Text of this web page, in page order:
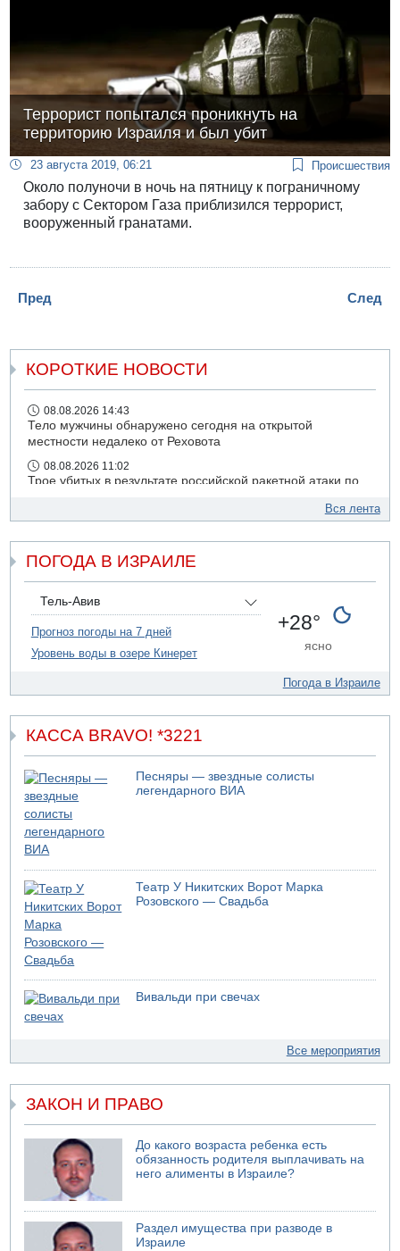
Террорист попытался проникнуть на
территорию Израиля и был убит
23 августа 2019, 06:21 Происшествия
Около полуночи в ночь на пятницу к пограничному
забору с Сектором Газа приблизился террорист,
вооруженный гранатами.
Пред След
КОРОТКИЕ НОВОСТИ
08.08.2026 14:43
Тело мужчины обнаружено сегодня на открытой
местности недалеко от Реховота
08.08.2026 11:02
Трое убитых в результате российской ракетной атаки по
07.08.2026 20:43
07.08.2026 20:41
07.08.2026 19:16
ДТП в Ашдоде: тяжело ранены двое маленьких детей
07.08.2026 19:14
Вся лента
ПОГОДА В ИЗРАИЛЕ
Тель-Авив
Прогноз погоды на 7 дней
Уровень воды в озере Кинерет
+28°
ясно
Погода в Израиле
КАССА BRAVO! *3221
Песняры — звездные солисты
легендарного ВИА
Театр У Никитских Ворот Марка
Розовского — Свадьба
Вивальди при свечах
Все мероприятия
ЗАКОН И ПРАВО
До какого возраста ребенка есть
обязанность родителя выплачивать на
него алименты в Израиле?
Раздел имущества при разводе в
Израиле